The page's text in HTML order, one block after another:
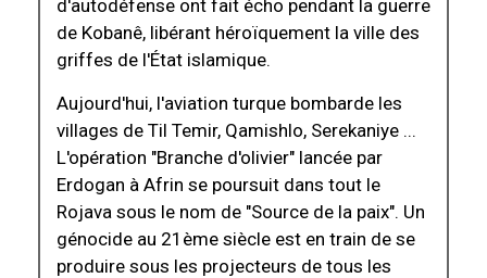
d'autodéfense ont fait écho pendant la guerre
de Kobanê, libérant héroïquement la ville des
griffes de l'État islamique.
Aujourd'hui, l'aviation turque bombarde les
villages de Til Temir, Qamishlo, Serekaniye ...
L'opération "Branche d'olivier" lancée par
Erdogan à Afrin se poursuit dans tout le
Rojava sous le nom de "Source de la paix". Un
génocide au 21ème siècle est en train de se
produire sous les projecteurs de tous les